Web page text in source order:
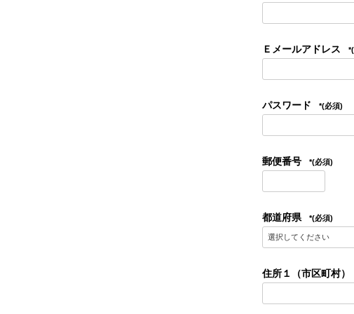
Ｅメールアドレス
パスワード (必須)
郵便番号 (必須)
都道府県 (必須)
住所１（市区町村）